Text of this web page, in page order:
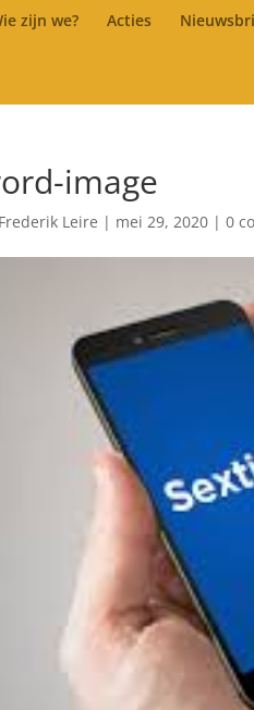
zijn we? Acties
image
Frederik Leire | mei 29, 2020 |0